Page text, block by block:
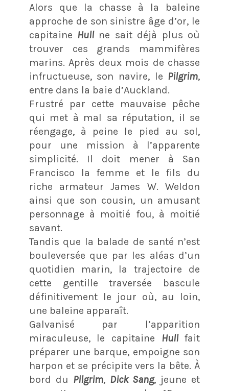
Alors que la chasse à la baleine
approche de son sinistre âge d’or, le
capitaine Hull ne sait déjà plus où
trouver ces grands mammifères
marins. Après deux mois de chasse
infructueuse, son navire, le Pilgrim,
entre dans la baie d’Auckland.
Frustré par cette mauvaise pêche
qui met à mal sa réputation, il se
réengage, à peine le pied au sol,
pour une mission à l’apparente
simplicité. Il doit mener à San
Francisco la femme et le fils du
riche armateur James W. Weldon
ainsi que son cousin, un amusant
personnage à moitié fou, à moitié
savant.
Tandis que la balade de santé n’est
bouleversée que par les aléas d’un
quotidien marin, la trajectoire de
cette gentille traversée bascule
définitivement le jour où, au loin,
une baleine apparaît.
Galvanisé par l’apparition
miraculeuse, le capitaine Hull fait
préparer une barque, empoigne son
harpon et se précipite vers la bête. À
bord du Pilgrim, Dick Sang, jeune et